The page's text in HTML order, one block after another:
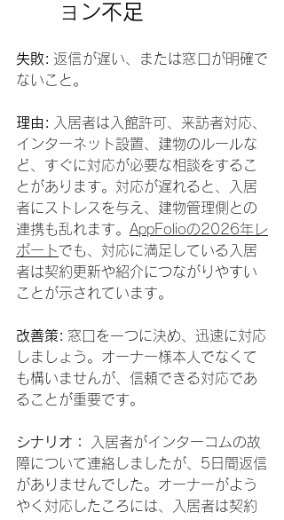
ョン不足
失敗: 返信が遅い、または窓口が明確で
ないこと。
理由:
入居者は入館許可、来訪者対応、
インターネット設置、建物のルールな
ど、すぐに対応が必要な相談をするこ
とがあります。対応が遅れると、入居
者にストレスを与え、建物管理側との
連携も乱れます。 AppFolioの2026年レ
ポートでも、対応に満足している入居
者は契約更新や紹介につながりやすい
ことが示されています。
改善策: 窓口を一つに決め、迅速に対応
しましょう。オーナー様本人でなくて
も構いませんが、信頼できる対応であ
ることが重要です。
シナリオ：
入居者がインターコムの故
障について連絡しましたが、5日間返信
がありませんでした。オーナーがよう
やく対応したころには、入居者は契約